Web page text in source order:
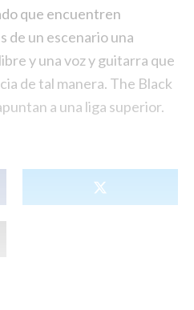
que encuentren
de un escenario una
y una voz y guitarra que
de tal manera. The Black
a una liga superior.